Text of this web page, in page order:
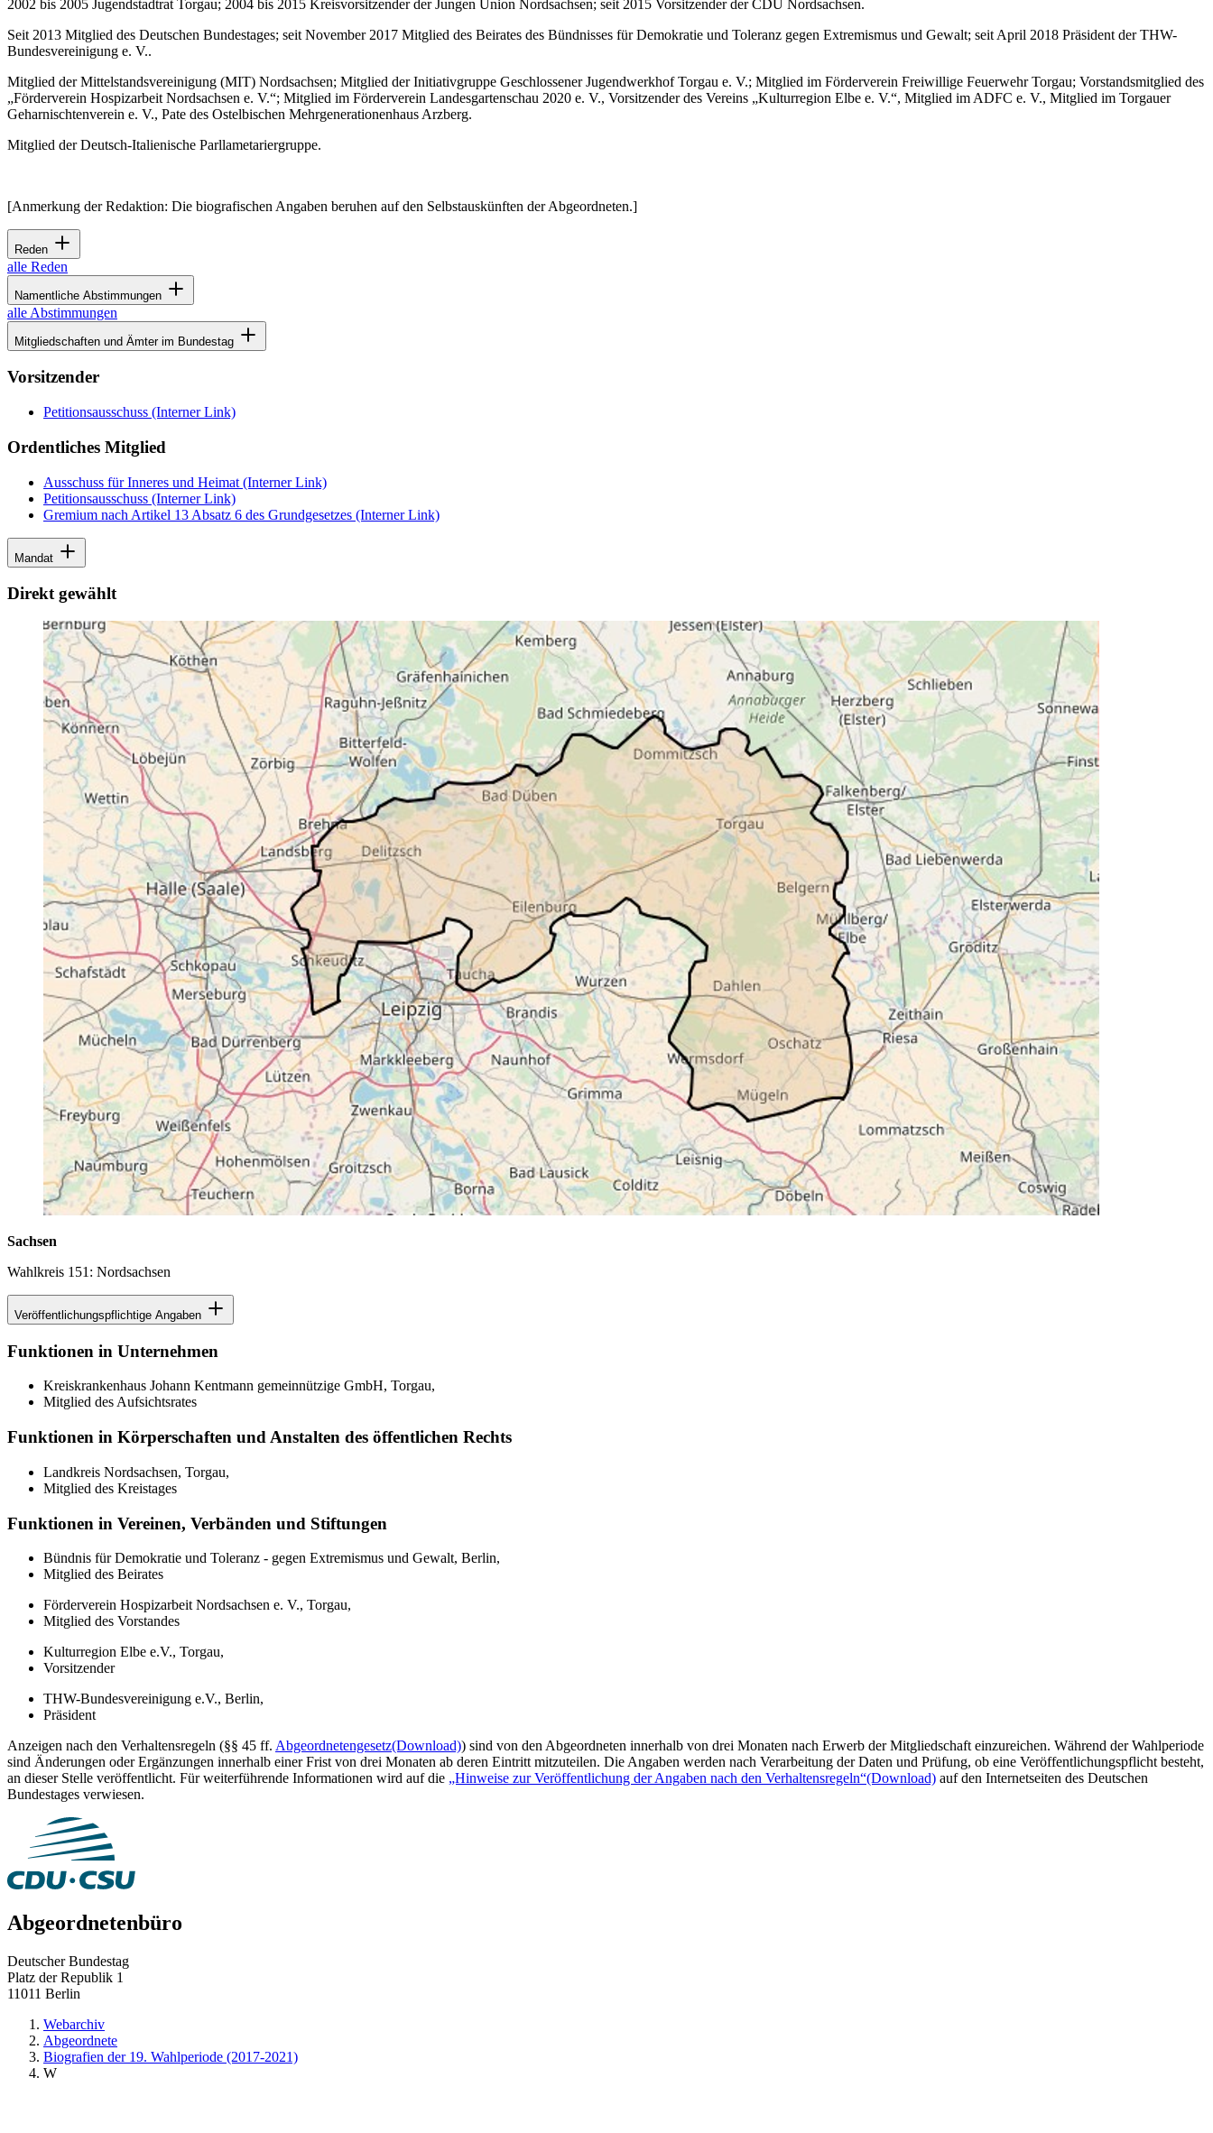
2002 bis 2005 Jugendstadtrat Torgau; 2004 bis 2015 Kreisvorsitzender der Jungen Union Nordsachsen; seit 2015 Vorsitzender der CDU Nordsachsen.
Seit 2013 Mitglied des Deutschen Bundestages; seit November 2017 Mitglied des Beirates des Bündnisses für Demokratie und Toleranz gegen Extremismus und Gewalt; seit April 2018 Präsident der THW-
Bundesvereinigung e. V..
Mitglied der Mittelstandsvereinigung (MIT) Nordsachsen; Mitglied der Initiativgruppe Geschlossener Jugendwerkhof Torgau e. V.; Mitglied im Förderverein Freiwillige Feuerwehr Torgau; Vorstandsmitglied des
„Förderverein Hospizarbeit Nordsachsen e. V.“; Mitglied im Förderverein Landesgartenschau 2020 e. V., Vorsitzender des Vereins „Kulturregion Elbe e. V.“, Mitglied im ADFC e. V., Mitglied im Torgauer
Geharnischtenverein e. V., Pate des Ostelbischen Mehrgenerationenhaus Arzberg.
Mitglied der Deutsch-Italienische Parllametariergruppe.
[Anmerkung der Redaktion: Die biografischen Angaben beruhen auf den Selbstauskünften der Abgeordneten.]
Reden
alle Reden
Namentliche Abstimmungen
alle Abstimmungen
Mitgliedschaften und Ämter im Bundestag
Vorsitzender
Petitionsausschuss (Interner Link)
Ordentliches Mitglied
Ausschuss für Inneres und Heimat (Interner Link)
Petitionsausschuss (Interner Link)
Gremium nach Artikel 13 Absatz 6 des Grundgesetzes (Interner Link)
Mandat
Direkt gewählt
Sachsen
Wahlkreis 151: Nordsachsen
Veröffentlichungspflichtige Angaben
Funktionen in Unternehmen
Kreiskrankenhaus Johann Kentmann gemeinnützige GmbH, Torgau,
Mitglied des Aufsichtsrates
Funktionen in Körperschaften und Anstalten des öffentlichen Rechts
Landkreis Nordsachsen, Torgau,
Mitglied des Kreistages
Funktionen in Vereinen, Verbänden und Stiftungen
Bündnis für Demokratie und Toleranz - gegen Extremismus und Gewalt, Berlin,
Mitglied des Beirates
Förderverein Hospizarbeit Nordsachsen e. V., Torgau,
Mitglied des Vorstandes
Kulturregion Elbe e.V., Torgau,
Vorsitzender
THW-Bundesvereinigung e.V., Berlin,
Präsident
Anzeigen nach den Verhaltensregeln (§§ 45 ff. Abgeordnetengesetz(Download)) sind von den Abgeordneten innerhalb von drei Monaten nach Erwerb der Mitgliedschaft einzureichen. Während der Wahlperiode
sind Änderungen oder Ergänzungen innerhalb einer Frist von drei Monaten ab deren Eintritt mitzuteilen. Die Angaben werden nach Verarbeitung der Daten und Prüfung, ob eine Veröffentlichungspflicht besteht,
an dieser Stelle veröffentlicht. Für weiterführende Informationen wird auf die „Hinweise zur Veröffentlichung der Angaben nach den Verhaltensregeln“(Download) auf den Internetseiten des Deutschen
Bundestages verwiesen.
Abgeordnetenbüro
Deutscher Bundestag
Platz der Republik 1
11011 Berlin
Webarchiv
Abgeordnete
Biografien der 19. Wahlperiode (2017-2021)
W